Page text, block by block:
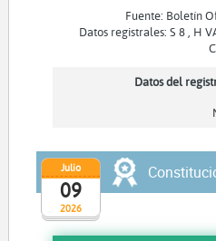
Fuente: Boletín
Datos registrales: S 8 , H
Datos del
2026
Julio
09